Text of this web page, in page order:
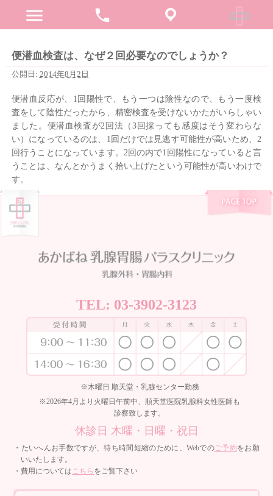
menu phone
便潜血検査は、なぜ２回必要なのでしょうか？
公開日: 2014年8月2日
便潜血反応が、1回陽性で、もう一つは陰性なので、もう一度検
査をして陰性だったから、精密検査を受けないかたがいらしゃい
ました。便潜血検査が2回法（3回採っても感度はそう変わらな
い）になっているのは、1回だけでは見逃す可能性が高いため、2
回行うことになっています。2回の内で1回陽性になっていると言
うことは、なんとかうまく拾い上げたという可能性が高いわけで
す。
TEL: 03-3902-3123
※木曜日 順天堂・乳腺センター勤務
※2026年4月より火曜日午前中、順天堂医院乳腺科女性医師も
診察致します。
休診日 木曜・日曜・祝日
・たいへんお手数ですが、待ち時間短縮のために、Webでのご予約をお願
いいたします。
・費用についてはこちら をご覧下さい